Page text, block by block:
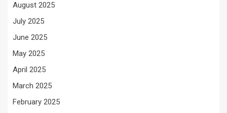
August 2025
July 2025
June 2025
May 2025
April 2025
March 2025
February 2025